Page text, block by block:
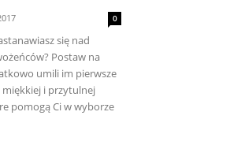
0
się nad
Postaw na
umili im pierwsze
i przytulnej
pomogą Ci w wyborze